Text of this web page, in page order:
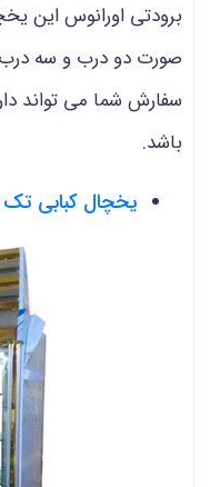
صورت دو درب و سه درب
سفارش شما می تواند
باشد.
یخچال کبابی